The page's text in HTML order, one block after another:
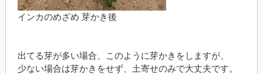
インカのめざめ 芽かき後
出てる芽が多い場合、このように芽かきをしますが、
少ない場合は芽かきをせず、土寄せのみで大丈夫です。